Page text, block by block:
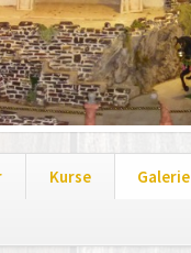
Kurse Galerie